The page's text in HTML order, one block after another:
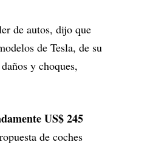
de autos, dijo que
de Tesla, de su
y choques,
US$ 245
de coches